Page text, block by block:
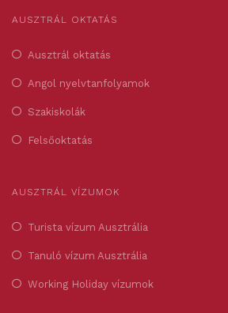
AUSZTRÁL OKTATÁS
Ausztrál oktatás
Angol nyelvtanfolyamok
Szakiskolák
Felsőoktatás
AUSZTRÁL VÍZUMOK
Turista vízum Ausztrália
Tanuló vízum Ausztrália
Working Holiday vízumok